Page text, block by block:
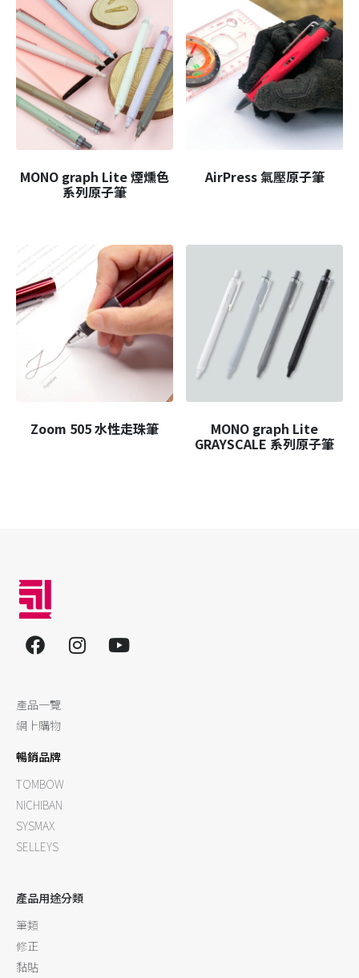
MONO graph Lite 煙燻色
系列原子筆
AirPress 氣壓原子筆
Zoom 505 水性走珠筆 MONO graph Lite
GRAYSCALE 系列原子筆
產品一覽
網上購物
暢銷品牌
TOMBOW
NICHIBAN
SYSMAX
SELLEYS
產品用途分類
筆類
修正
黏貼